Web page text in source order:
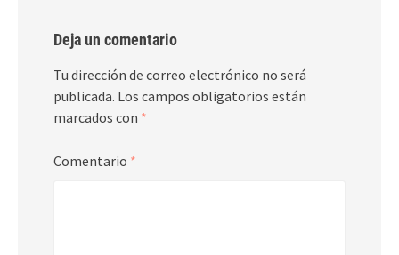
Deja un comentario
Tu dirección de correo electrónico no será
publicada. Los campos obligatorios están
marcados con *
Comentario *